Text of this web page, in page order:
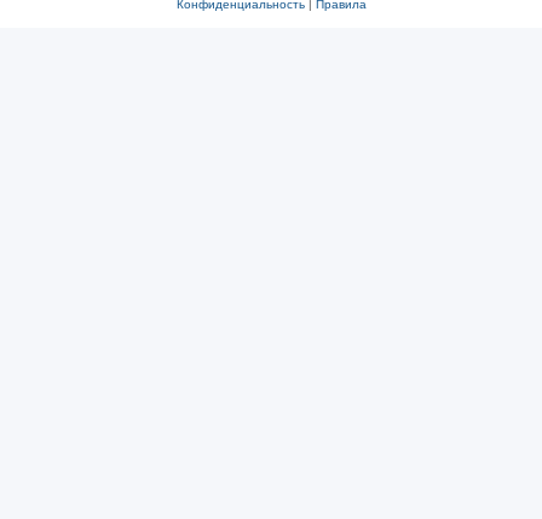
Конфиденциальность| Правила